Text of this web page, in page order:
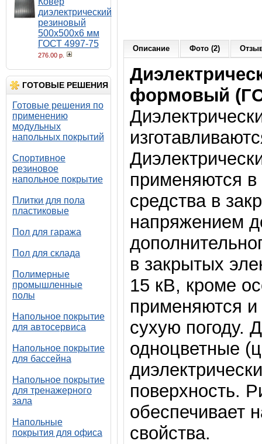
диэлектрический
резиновый
500х500х6 мм
ГОСТ 4997-75
276.00 р.
ГОТОВЫЕ РЕШЕНИЯ
Готовые решения по
применению
модульных
напольных покрытий
Спортивное
резиновое
напольное покрытие
Плитки для пола
пластиковые
Пол для гаража
Пол для склада
Полимерные
промышленные
полы
Напольное покрытие
для автосервиса
Напольное покрытие
для бассейна
Напольное покрытие
для тренажерного
зала
Напольные
покрытия для офиса
Описание Фото (2)
формовый
применяются в
средства в
напряжением
в закрытых
15 кВ, кроме
применяются и
сухую погоду.
одноцветные
поверхность.
обеспечивает
свойства.